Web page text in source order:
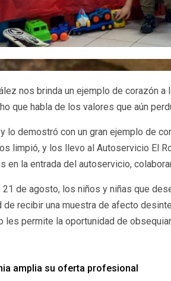
nos brinda un ejemplo de corazón
que habla de los valores que aún
lo demostró con un gran ejemplo de
limpió, y los llevo al Autoservicio El
en la entrada del autoservicio,
21 de agosto, los niños y niñas que
de recibir una muestra de afecto
permite la oportunidad de
amplia su oferta profesional